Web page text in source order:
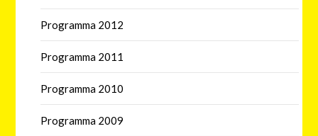
Programma 2012
Programma 2011
Programma 2010
Programma 2009